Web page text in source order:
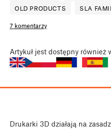
OLD PRODUCTS
SLA
7 komentarzy
Artykuł jest dostępny również
Drukarki 3D działają na